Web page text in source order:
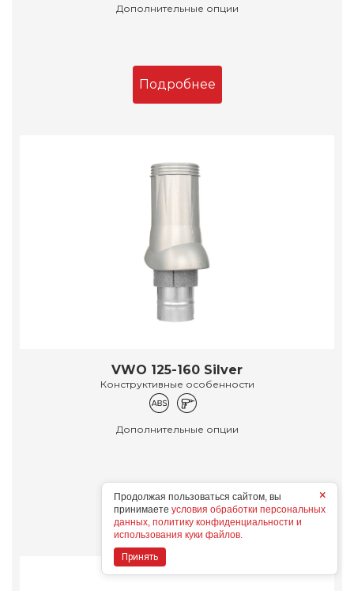
Дополнительные опции
Подробнее
VWO 125-160 Silver
Конструктивные особенности
Дополнительные опции
Подробнее
×
Продолжая пользоваться сайтом, вы
принимаете условия обработки персональных
данных, политику конфиденциальности и
использования куки файлов.
Принять